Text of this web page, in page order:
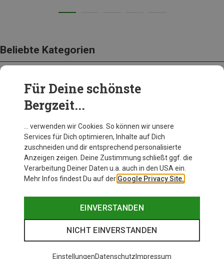
Beliebte Kategorien
BEKLEIDUNG
Für Deine schönste
Bergzeit...
… verwenden wir Cookies. So können wir unsere
Services für Dich optimieren, Inhalte auf Dich
zuschneiden und dir entsprechend personalisierte
Anzeigen zeigen. Deine Zustimmung schließt ggf. die
Verarbeitung Deiner Daten u.a. auch in den USA ein.
Mehr Infos findest Du auf der Google Privacy Site.
EINVERSTANDEN
NICHT EINVERSTANDEN
EinstellungenDatenschutz Impressum